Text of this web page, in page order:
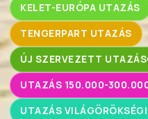
KELET-EURÓPA UTAZÁS
TENGERPART UTAZÁS
ÚJ SZERVEZETT
UTAZÁS 150.000-
UTAZÁS